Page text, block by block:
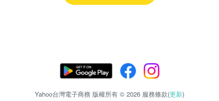
Yahoo台灣電子商務 版權所有 © 2026 服務條款(更新)